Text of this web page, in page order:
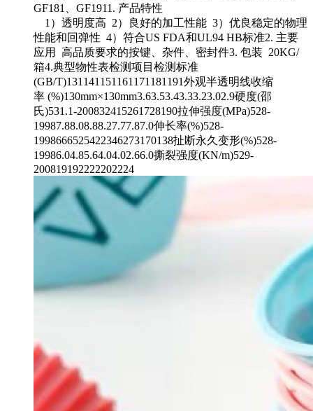
GF181、GF1911. 产品特性
1）透明度高 2）良好的加工性能 3）优良稳定的物理
性能和回弹性 4）符合US FDA和UL94 HB标准2. 主要
应用 高品质要求的按键、杂件、密封件3. 包装 20KG/
箱4.典型物性表检测项目检测标准
(GB/T)131141151161171181191外观半透明线收缩
率 (%)130mm×130mm3.63.53.43.33.23.02.9硬度(邵
氏)531.1-200832415261728190拉伸强度(MPa)528-
19987.88.08.88.27.77.87.0伸长率(%)528-
1998666525422346273170138扯断永久变形(%)528-
19986.04.85.64.04.02.66.0撕裂强度(KN/m)529-
200819192222202224